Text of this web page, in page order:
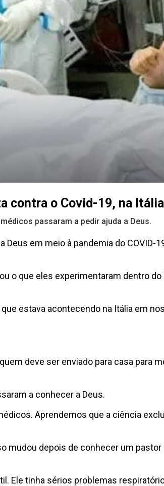
contra o Covid-19, na Itália
passaram a pedir ajuda a Deus.
em meio à pandemia do COVID-
o que eles experimentaram dentro
estava acontecendo na Itália em
deve ser enviado para casa para
a conhecer a Deus.
Aprendemos que a ciência
mudou depois de conhecer um
Ele tinha sérios problemas